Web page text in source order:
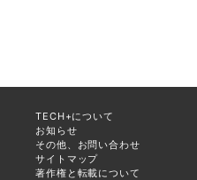
TECH+について
お知らせ
その他、お問い合わせ
サイトマップ
著作権と転載について